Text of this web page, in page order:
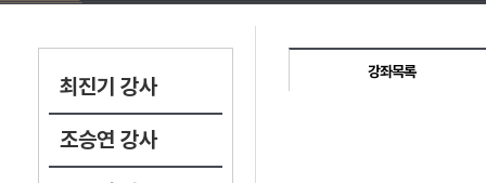
최진기 강사
조승연 강사
강좌목록